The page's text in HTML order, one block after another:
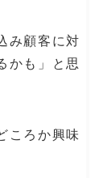
み顧客に対
かも」と思
ころか興味